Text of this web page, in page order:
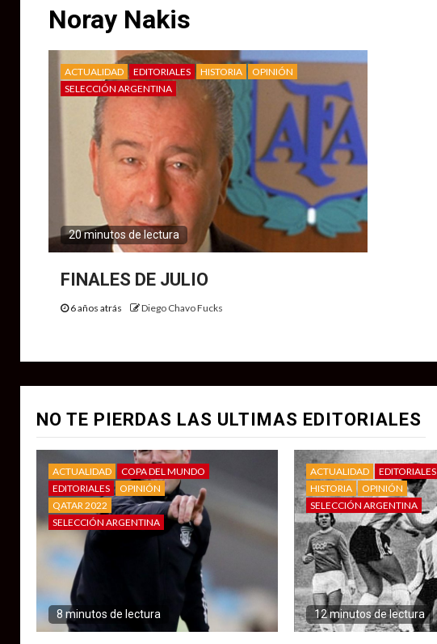
Noray Nakis
ACTUALIDAD EDITORIALES HISTORIA
OPINIÓN
SELECCIÓN ARGENTINA
20 minutos de lectura
FINALES DE JULIO
6 años atrás Diego Chavo Fucks
NO TE PIERDAS LAS ULTIMAS EDITORIALES
ACTUALIDAD
COPA DEL MUNDO
EDITORIALES
OPINIÓN
QATAR 2022
SELECCIÓN ARGENTINA
8 minutos de lectura
ACTUALIDAD
EDITORIALES
HISTORIA
OPINIÓN
SELECCIÓN ARGENTINA
12 minutos de lectura